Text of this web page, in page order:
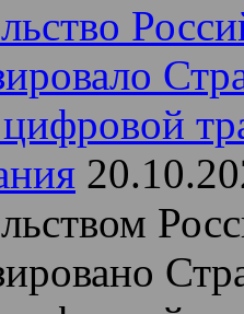
цифровой